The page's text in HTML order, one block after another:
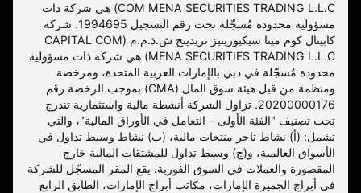
COM MENA SECURITIES TRADING L.L.C) هي شركة ذات
مسؤولية محدودة مُسجّلة تحت رقم التسجيل 1994695. شركة
كابيتال كوم مينا سيكيوريتيز تريدينج ش.ذ.م.م (CAPITAL COM
MENA SECURITIES TRADING L.L.C) هي شركة ذات مسؤولية
محدودة مُسجّلة في دبي بالإمارات العربية المتحدة، ومرخصة
ومنظمة من قبل هيئة سوق المال (CMA) بموجب الرخصة رقم
20200000176. تزاول الشركة أنشطة مالية واستثمارية تندرج
تحت تصنيف "الفئة الأولى - التعامل في الأوراق المالية"، والتي
تشمل: (أ) نشاط تاجر منتجات مالية، (ب) نشاط وسيط تداول في
الأسواق العالمية، و(ج) وسيط تداول للمشتقات المالية خارج
المقصورة والعملات في السوق الفورية. يقع المقر المسجّل للشركة
في أبراج الجميرة الإمارات، مكاتب أبراج الإمارات، الطابق الرابع